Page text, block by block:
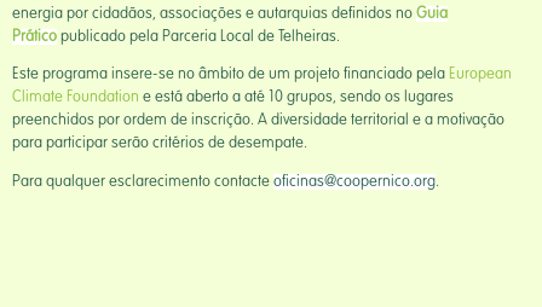
energia por cidadãos, associações e autarquias definidos no Guia
Práticopublicado pela Parceria Local de Telheiras.
Este programa insere-se no âmbito de um projeto financiado pela European
Climate Foundation e está aberto a até 10 grupos, sendo os lugares
preenchidos por ordem de inscrição. A diversidade territorial e a motivação
para participar serão critérios de desempate.
Para qualquer esclarecimento contacte oficinas@coopernico.org.